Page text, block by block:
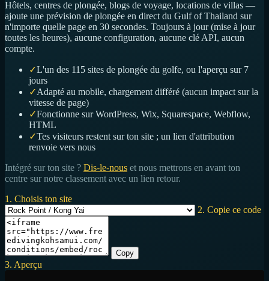
Hôtels, centres de plongée, blogs de voyage, locations de villas —
ajoute une prévision de plongée en direct du Gulf of Thailand sur
n'importe quelle page en 30 secondes. Toujours à jour (mise à jour
toutes les heures), aucune configuration, aucune clé API, aucun
compte.
✓L'un des 115 sites de plongée du golfe, ou l'aperçu sur 7
jours
✓Adapté au mobile, chargement différé (aucun impact sur la
vitesse de page)
✓Fonctionne sur WordPress, Wix, Squarespace, Webflow,
HTML
✓Tes visiteurs restent sur ton site ; un lien d'attribution
renvoie vers nous
Intégré sur ton site ? Dis-le-nous et nous mettrons en avant ton
centre sur notre classement avec un lien retour.
1. Choisis ton site
2. Copie ce code
Copy
3. Aperçu